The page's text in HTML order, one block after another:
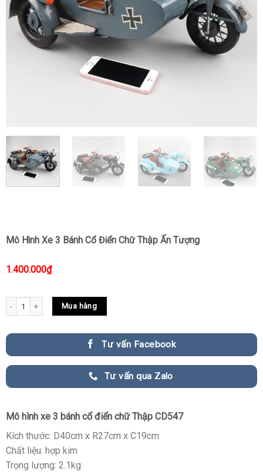
Mô Hình Xe 3 Bánh Cổ Điển Chữ Thập Ấn Tượng
1.400.000₫
Mô Hình Xe 3 Bánh Cổ Điển Chữ Thập Ấn Tượng quantity
Mua hàng
Tư vấn Facebook
Tư vấn qua Zalo
Mô hình xe 3 bánh cổ điển chữ Thập CD547
Kích thước: D40cm x R27cm x C19cm
Chất liệu: hợp kim
Trọng lượng: 2.1kg